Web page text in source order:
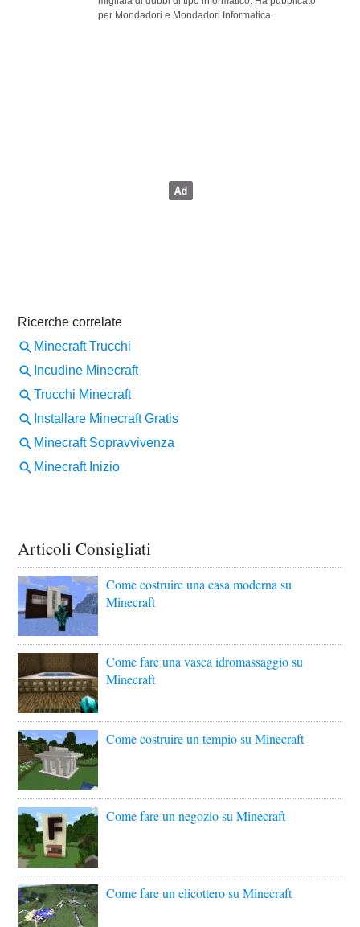
per Mondadori e Mondadori Informatica.
Articoli Consigliati
Come costruire una casa moderna su
Minecraft
Come fare una vasca idromassaggio su
Minecraft
Come costruire un tempio su Minecraft
Come fare un negozio su Minecraft
Come fare un elicottero su Minecraft